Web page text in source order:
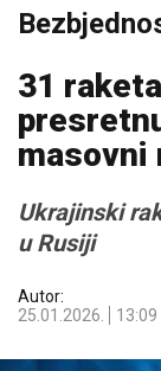
31
masovni
Ukrajinski
u Rusiji
Autor:
25.01.2026.
13:09